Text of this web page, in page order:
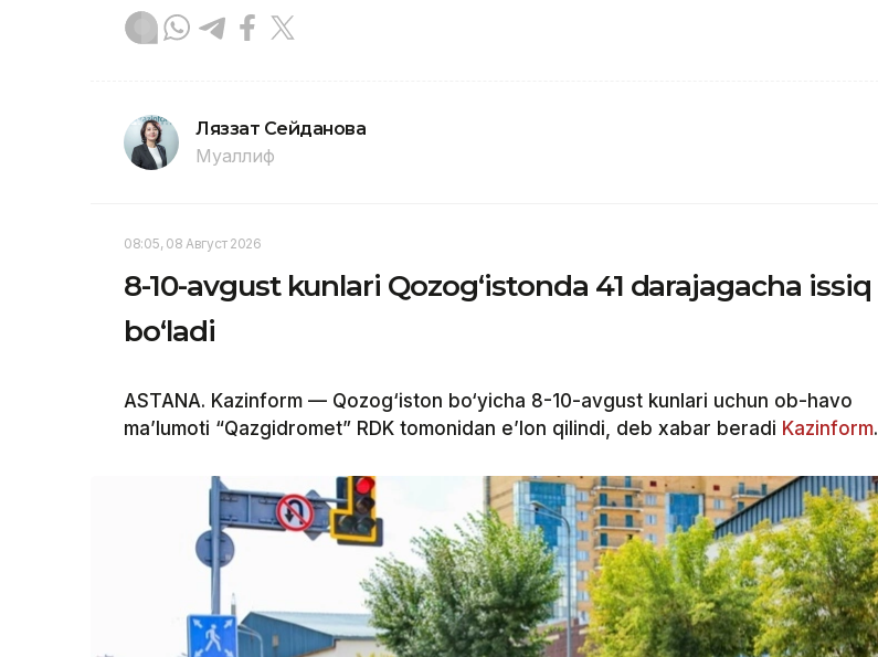
Ляззат Сейданова
Муаллиф
08:05, 08 Август 2026
8-10-avgust kunlari Qozog‘istonda 41 darajagacha issiq
bo‘ladi
ASTANA. Kazinform — Qozog‘iston bo‘yicha 8-10-avgust kunlari uchun ob-havo
ma’lumoti “Qazgidromet” RDK tomonidan e’lon qilindi, deb xabar beradi Kazinform.